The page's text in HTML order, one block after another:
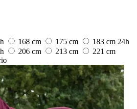
168 cm 175 cm 183 cm 24h
206 cm 213 cm
221 cm